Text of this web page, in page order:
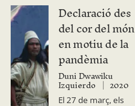
Declaració des
del cor del món
en motiu de la
pandèmia
Duni Dwawiku
Izquierdo 2020
El 27 de març, els